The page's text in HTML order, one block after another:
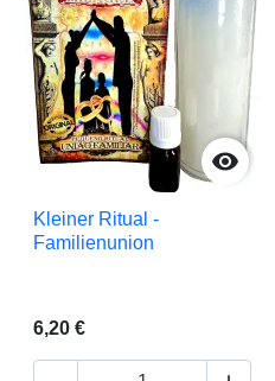

Kleiner Ritual -
Familienunion
6,20 €